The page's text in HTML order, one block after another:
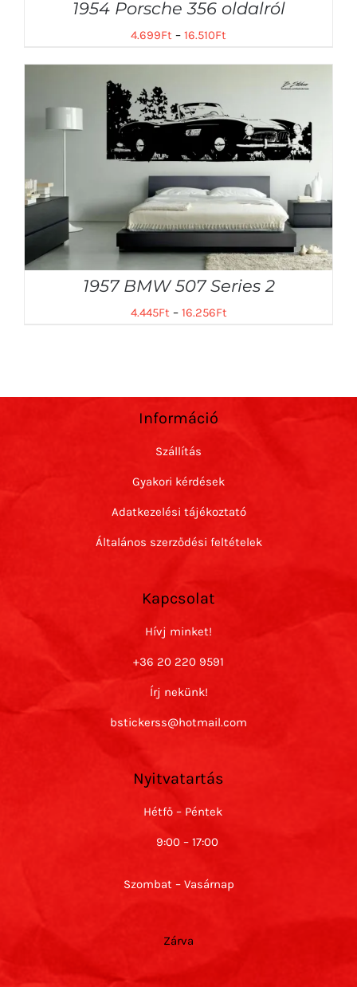
1954 Porsche 356 oldalról
4.699Ft – 16.510Ft
1957 BMW 507 Series 2
4.445Ft– 16.256Ft
Információ
Szállítás
Gyakori kérdések
Adatkezelési tájékoztató
Általános szerződési feltételek
Kapcsolat
Hívj minket!
+36 20 220 9591
Írj nekünk!
bstickerss@hotmail.com
Nyitvatartás
Hétfő – Péntek
9:00 – 17:00
Szombat – Vasárnap
Zárva